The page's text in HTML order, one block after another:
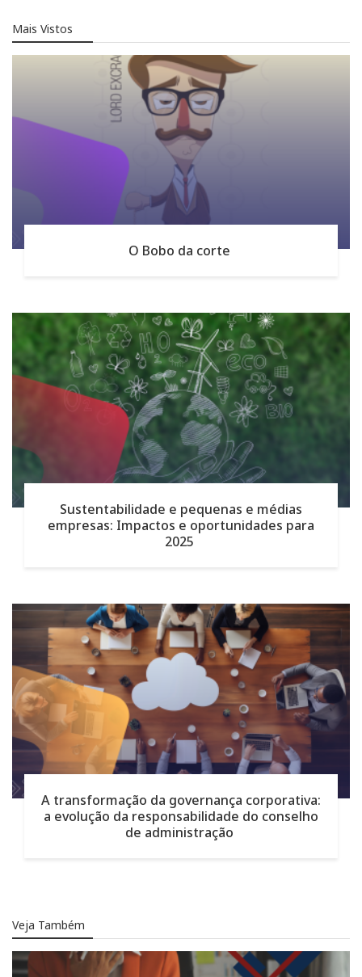
Mais Vistos
O Bobo da corte
Sustentabilidade e pequenas e médias
empresas: Impactos e oportunidades para
2025
A transformação da governança corporativa:
a evolução da responsabilidade do conselho
de administração
Veja Também